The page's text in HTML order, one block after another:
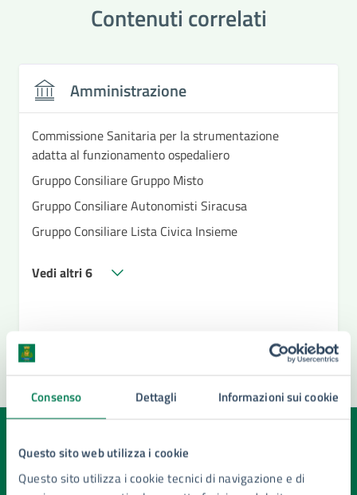
Consenso Dettagli Informazioni sui cookie
Questo sito web utilizza i cookie
Questo sito utilizza i cookie tecnici di navigazione e di
Contenuti correlati
Amministrazione
Commissione Sanitaria per la strumentazione
adatta al funzionamento ospedaliero
Gruppo Consiliare Gruppo Misto
Gruppo Consiliare Autonomisti Siracusa
Gruppo Consiliare Lista Civica Insieme
Vedi altri 6
Quanto sono chiare le informazioni su questa
pagina?